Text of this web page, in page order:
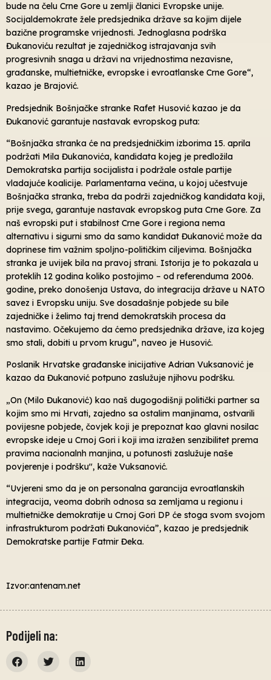
bude na čelu Crne Gore u zemlji članici Evropske unije.
Socijaldemokrate žele predsjednika države sa kojim dijele
bazične programske vrijednosti. Jednoglasna podrška
Đukanoviću rezultat je zajedničkog istrajavanja svih
progresivnih snaga u državi na vrijednostima nezavisne,
građanske, multietničke, evropske i evroatlanske Crne Gore“,
kazao je Brajović.
Predsjednik Bošnjačke stranke Rafet Husović kazao je da
Đukanović garantuje nastavak evropskog puta:
“Bošnjačka stranka će na predsjedničkim izborima 15. aprila
podržati Mila Đukanovića, kandidata kojeg je predložila
Demokratska partija socijalista i podržale ostale partije
vladajuće koalicije. Parlamentarna većina, u kojoj učestvuje
Bošnjačka stranka, treba da podrži zajedničkog kandidata koji,
prije svega, garantuje nastavak evropskog puta Crne Gore. Za
naš evropski put i stabilnost Crne Gore i regiona nema
alternativu i sigurni smo da samo kandidat Đukanović može da
doprinese tim važnim spoljno-političkim ciljevima. Bošnjačka
stranka je uvijek bila na pravoj strani. Istorija je to pokazala u
proteklih 12 godina koliko postojimo – od referenduma 2006.
godine, preko donošenja Ustava, do integracija države u NATO
savez i Evropsku uniju. Sve dosadašnje pobjede su bile
zajedničke i želimo taj trend demokratskih procesa da
nastavimo. Očekujemo da ćemo predsjednika države, iza kojeg
smo stali, dobiti u prvom krugu”, naveo je Husović.
Poslanik Hrvatske građanske inicijative Adrian Vuksanović je
kazao da Đukanović potpuno zaslužuje njihovu podršku.
„On (Milo Đukanović) kao naš dugogodišnji politički partner sa
kojim smo mi Hrvati, zajedno sa ostalim manjinama, ostvarili
povijesne pobjede, čovjek koji je prepoznat kao glavni nosilac
evropske ideje u Crnoj Gori i koji ima izražen senzibilitet prema
pravima nacionalnh manjina, u potunosti zaslužuje naše
povjerenje i podršku'', kaže Vuksanović.
“Uvjereni smo da je on personalna garancija evroatlanskih
integracija, veoma dobrih odnosa sa zemljama u regionu i
multietničke demokratije u Crnoj Gori DP će stoga svom svojom
infrastrukturom podržati Đukanovića”, kazao je predsjednik
Demokratske partije Fatmir Đeka.
Izvor:antenam.net
Podijeli na: